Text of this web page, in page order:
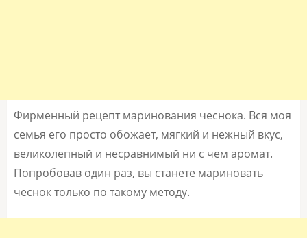
Фирменный рецепт маринования чеснока. Вся моя
семья его просто обожает, мягкий и нежный вкус,
великолепный и несравнимый ни с чем аромат.
Попробовав один раз, вы станете мариновать
чеснок только по такому методу.